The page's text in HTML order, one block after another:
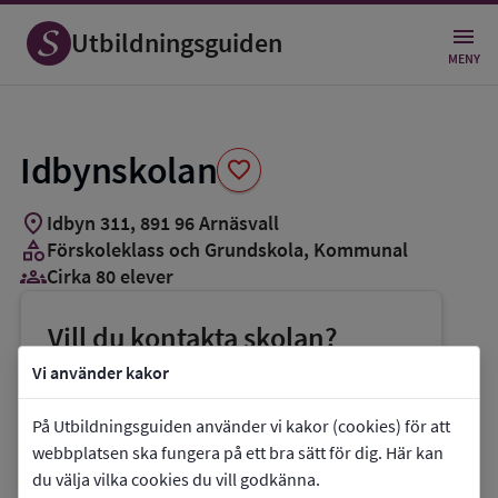
Vi använder kakor
På Utbildningsguiden använder vi kakor (cookies) för att
webbplatsen ska fungera på ett bra sätt för dig. Här kan
du välja vilka cookies du vill godkänna.
Utbildningsguiden MENY
Idbynskolan favorite
Spara
som
favorit
location_on Idbyn 311, 89196Arnäsvall
categoryFörskoleklass och Grundskola, Kommunal
groups_3Cirka 80 elever
Vill du kontakta skolan?
phoneTelefon:0660-265070
E-post: richard.persson@ornskoldsvik.se
link Webbplats:Idbynskolan